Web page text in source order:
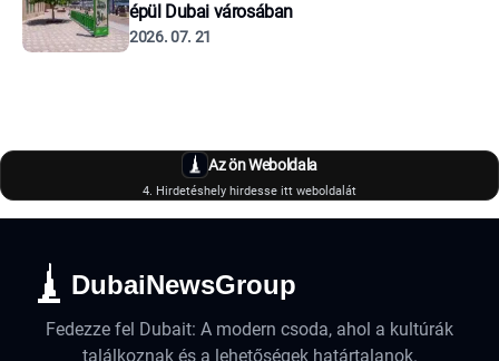
épül Dubai városában
2026. 07. 21
Az ön Weboldala
4. Hirdetéshely hirdesse itt weboldalát
DubaiNewsGroup
Fedezze fel Dubait: A modern csoda, ahol a kultúrák
találkoznak és a lehetőségek határtalanok.